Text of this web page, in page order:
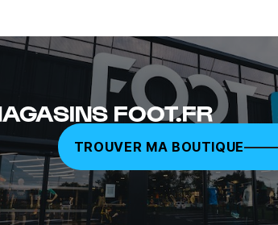
FOOT.FR
TROUVER MA BOUTIQUE